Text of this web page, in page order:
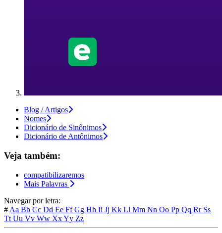
Blog / Artigos
Nomes
Dicionário de Sinônimos
Dicionário de Antônimos
Veja também:
compatibilizaremos
Mais Palavras
Navegar por letra:
# Aa Bb Cc Dd Ee FfGg Hh Ii Jj Kk Ll Mm Nn Oo Pp Qq Rr Ss
Tt Uu Vv Ww XxYy Zz